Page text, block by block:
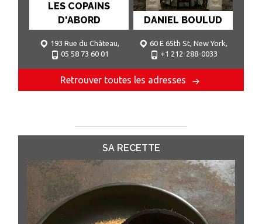
LES COPAINS
D'ABORD
193 Rue du Château,
40300 Peyrehorade
05 58 73 60 01
DANIEL BOULUD
60 E 65th St, New York,
NY 10065, États-Unis
+1 212-288-0033
Retrouver toutes les adresses
SA RECETTE